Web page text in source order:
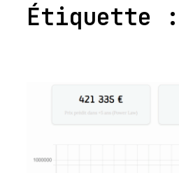
Étiquette :